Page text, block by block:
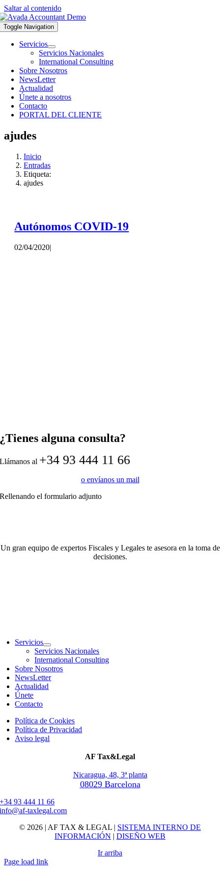
Saltar al contenido
Toggle Navigation
Servicios
Servicios Nacionales
International Consulting
Sobre Nosotros
NewsLetter
Actualidad
Únete a nosotros
Contacto
PORTAL DEL CLIENTE
ajudes
Inicio
Entradas
Etiqueta:
ajudes
Autónomos COVID-19
02/04/2020|
¿Tienes alguna consulta?
Llámanos al +34 93 444 11 66
o envíanos un mail
Rellenando el formulario adjunto
Un gran equipo de expertos Fiscales y Legales te asesora en la toma de
decisiones.
Servicios
Servicios Nacionales
International Consulting
Sobre Nosotros
NewsLetter
Actualidad
Únete
Contacto
Política de Cookies
Política de Privacidad
Aviso legal
AF Tax&Legal
Nicaragua, 48, 3ª planta
08029 Barcelona
+34 93 444 11 66
info@af-taxlegal.com
© 2026 | AF TAX & LEGAL | SISTEMA INTERNO DE
INFORMACIÓN | DISEÑO WEB
Ir arriba
Page load link